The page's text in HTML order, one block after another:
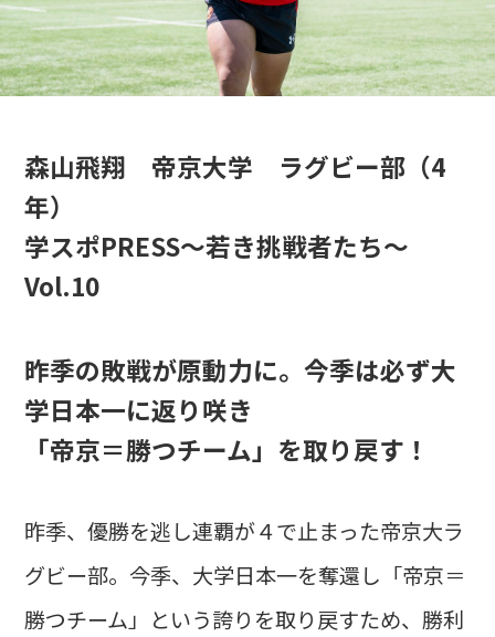
森山飛翔 帝京大学 ラグビー部（4
年）
学スポPRESS〜若き挑戦者たち〜
Vol.10
昨季の敗戦が原動力に。今季は必ず大
学日本一に返り咲き
「帝京＝勝つチーム」を取り戻す！
昨季、優勝を逃し連覇が４で止まった帝京大ラ
グビー部。今季、大学日本一を奪還し「帝京＝
勝つチーム」という誇りを取り戻すため、勝利